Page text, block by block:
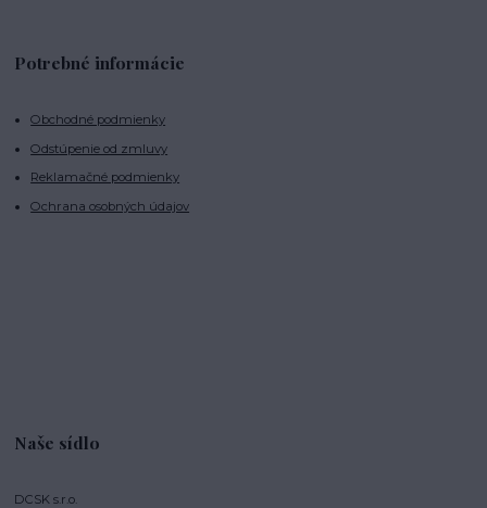
Potrebné informácie
Obchodné podmienky
Odstúpenie od zmluvy
Reklamačné podmienky
Ochrana osobných údajov
Naše sídlo
DCSK s.r.o.